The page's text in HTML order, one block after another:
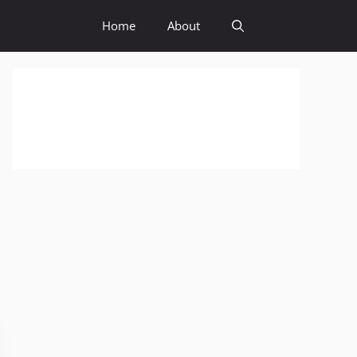
Home About